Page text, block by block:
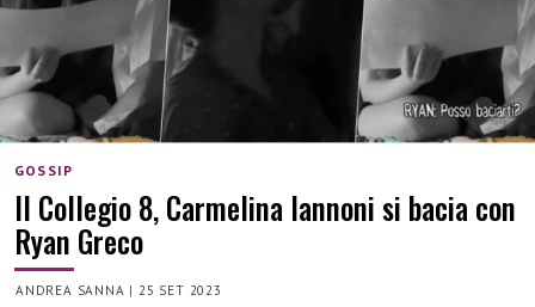
GOSSIP
Il Collegio 8, Carmelina Iannoni si bacia con
Ryan Greco
ANDREA SANNA |25 SET 2023